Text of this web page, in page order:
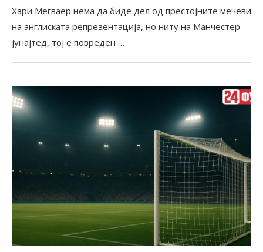
Хари Мегваер нема да биде дел од престојните мечеви
на англиската репрезентација, но ниту на Манчестер
јунајтед, тој е повреден …